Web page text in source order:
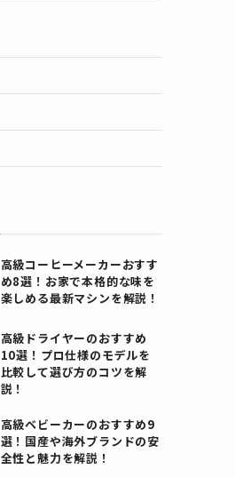
高級コーヒーメーカーおすす
め8選！お家で本格的な味を
楽しめる最新マシンを解説！
高級ドライヤーのおすすめ
10選！プロ仕様のモデルを
比較して選び方のコツを解
説！
高級ベビーカーのおすすめ9
選！国産や海外ブランドの安
全性と魅力を解説！